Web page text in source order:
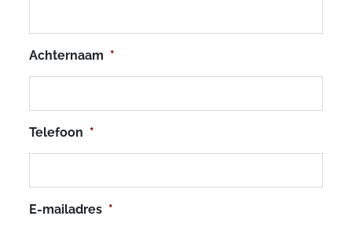
Achternaam *
Telefoon *
E-mailadres *